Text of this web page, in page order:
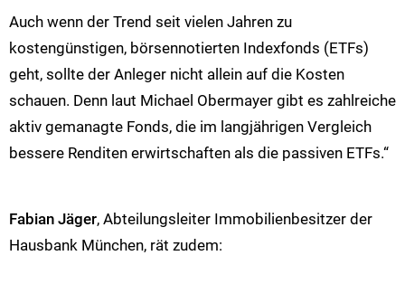
Auch wenn der Trend seit vielen Jahren zu
kostengünstigen, börsennotierten Indexfonds (ETFs)
geht, sollte der Anleger nicht allein auf die Kosten
schauen. Denn laut Michael Obermayer gibt es zahlreiche
aktiv gemanagte Fonds, die im langjährigen Vergleich
bessere Renditen erwirtschaften als die passiven ETFs.“
Fabian Jäger, Abteilungsleiter Immobilienbesitzer der
Hausbank München, rät zudem: